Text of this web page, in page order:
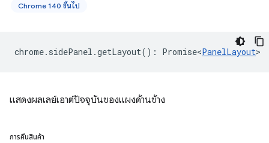
Chrome 140 ขึ้นไป
chrome. sidePanel .getLayout() : Promise<PanelLayout>
แสดงผลเลย์เอาต์ปัจจุบันของแผงด้านข้าง
การคืนสินค้า